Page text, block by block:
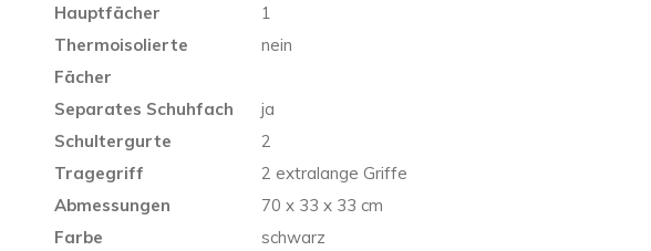
Hauptfächer
1
Thermoisolierte
Fächer
nein
Separates Schuhfach
ja
Schultergurte
2
Tragegriff
2 extralange Griffe
Abmessungen
70 x 33 x 33 cm
Farbe
schwarz